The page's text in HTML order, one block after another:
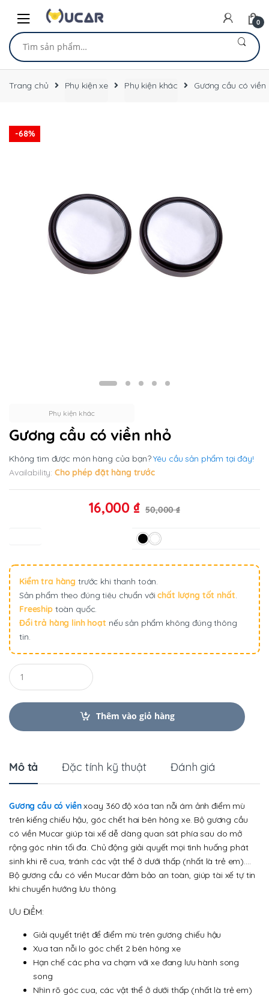
navigation
content
0
Tìm
kiếm:
Trang chủ Phụ kiện xe Phụ kiện khác Gương cầu có viền
-68%
Phụ kiện khác
Gương cầu có viền nhỏ
Không tìm được món hàng của bạn?Yêu cầu sản phẩm tại đây!
Availability:Cho phép đặt hàng trước
16,000 ₫ 50,000₫
Kiểm tra hàng trước khi thanh toán.
Sản phẩm theo đúng tiêu chuẩn vớichất lượng tốt nhất.
Freeshiptoàn quốc.
Đổi trả hàng linh hoạt nếu sản phẩm không đúng thông
tin.
Q
u
a
t
i
Thêm vào giỏ hàng
Mô tả Đặc tính kỹ thuật Đánh giá
Gương cầu có viềnxoay 360 độ xóa tan nỗi ám ảnh điểm mù
trên kiếng chiếu hậu, góc chết hai bên hông xe. Bộ gương cầu
có viền Mucar giúp tài xế dễ dàng quan sát phía sau do mở
rộng góc nhìn tối đa. Chủ động giải quyết mọi tình huống phát
sinh khi rẽ cua, tránh các vật thể ở dưới thấp (nhất là trẻ em)….
Bộ gương cầu có viền Mucar đảm bảo an toàn, giúp tài xế tự tin
khi chuyển hướng lưu thông.
ƯU ĐIỂM:
Giải quyết triệt để điểm mù trên gương chiếu hậu
Xua tan nỗi lo góc chết 2 bên hông xe
Hạn chế các pha va chạm với xe đang lưu hành song
song
Nhìn rõ góc cua, các vật thể ở dưới thấp (nhất là trẻ em)